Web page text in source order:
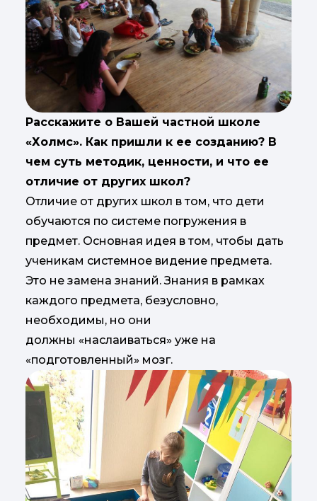
Расскажите о Вашей частной школе
«Холмс». Как пришли к ее созданию? В
чем суть методик, ценности, и что ее
отличие от других школ?
Отличие от других школ в том, что дети
обучаются по системе погружения в
предмет. Основная идея в том, чтобы дать
ученикам системное видение предмета.
Это не замена знаний. Знания в рамках
каждого предмета, безусловно,
необходимы, но они
должны «наслаиваться» уже на
«подготовленный» мозг.